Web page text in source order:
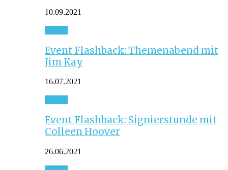
10.09.2021
Event Flashback: Themenabend mit
Jim Kay
16.07.2021
Event Flashback: Signierstunde mit
Colleen Hoover
26.06.2021